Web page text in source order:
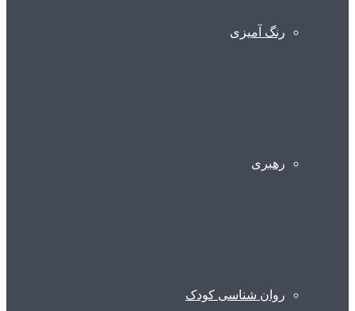
رنگ آمیزی
رهبری
روان شناسی کودک